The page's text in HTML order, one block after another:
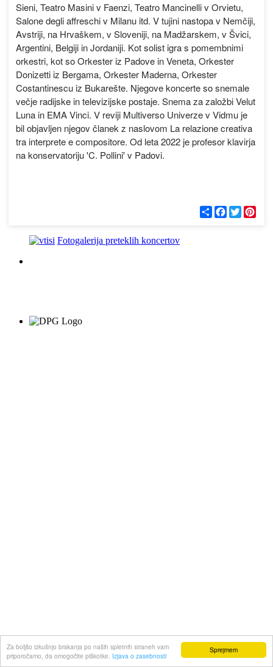
Sprejmem
Za boljšo izkušnjo brskanja po naših spletnih straneh vam
priporočamo, da omogočite piškotke. Izjava o zasebnosti
Sieni, Teatro Masini v Faenzi, Teatro Mancinelli v Orvietu,
Salone degli affreschi v Milanu itd. V tujini nastopa v Nemčiji,
Avstriji, na Hrvaškem, v Sloveniji, na Madžarskem, v Švici,
Argentini, Belgiji in Jordaniji. Kot solist igra s pomembnimi
orkestri, kot so Orkester iz Padove in Veneta, Orkester
Donizetti iz Bergama, Orkester Maderna, Orkester
Costantinescu iz Bukarešte. Njegove koncerte so snemale
večje radijske in televizijske postaje. Snema za založbi Velut
Luna in EMA Vinci. V reviji Multiverso Univerze v Vidmu je
bil objavljen njegov članek z naslovom La relazione creativa
tra interprete e compositore. Od leta 2022 je profesor klavirja
na konservatoriju 'C. Pollini' v Padovi.
С
п
F
a
T
w
Fotogalerija preteklih koncertov